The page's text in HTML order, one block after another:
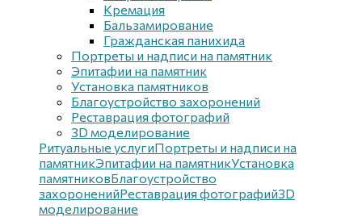
Кремация
Бальзамирование
Гражданская панихида
Портреты и надписи на памятник
Эпитафии на памятник
Установка памятников
Благоустройство захоронений
Реставрация фотографий
3D моделирование
Ритуальные услугиПортреты и надписи на
памятникЭпитафии на памятникУстановка
памятниковБлагоустройство
захороненийРеставрация фотографий3D
моделирование